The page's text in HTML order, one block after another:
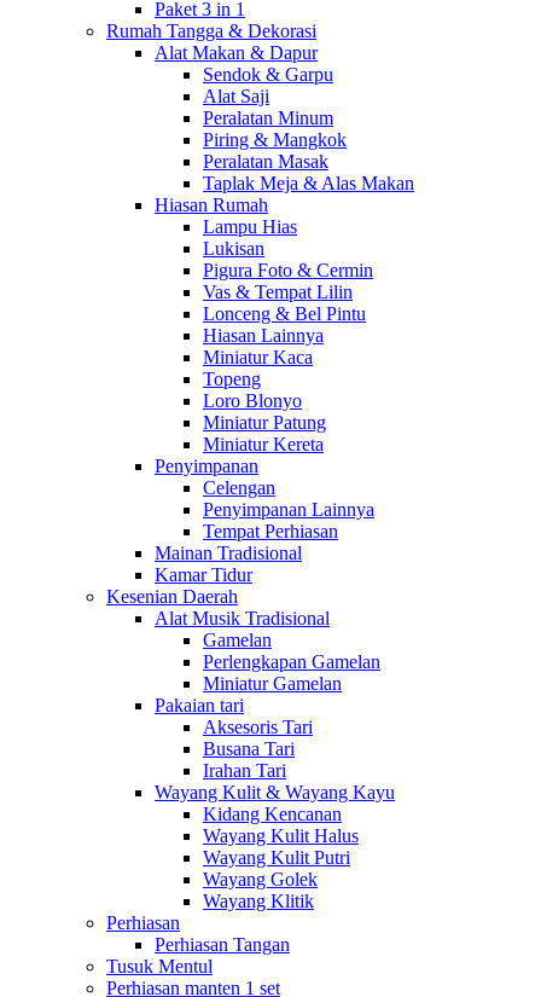
Paket 3 in 1
Rumah Tangga & Dekorasi
Alat Makan & Dapur
Sendok & Garpu
Alat Saji
Peralatan Minum
Piring & Mangkok
Peralatan Masak
Taplak Meja & Alas Makan
Hiasan Rumah
Lampu Hias
Lukisan
Pigura Foto & Cermin
Vas & Tempat Lilin
Lonceng & Bel Pintu
Hiasan Lainnya
Miniatur Kaca
Topeng
Loro Blonyo
Miniatur Patung
Miniatur Kereta
Penyimpanan
Celengan
Penyimpanan Lainnya
Tempat Perhiasan
Mainan Tradisional
Kamar Tidur
Kesenian Daerah
Alat Musik Tradisional
Gamelan
Perlengkapan Gamelan
Miniatur Gamelan
Pakaian tari
Aksesoris Tari
Busana Tari
Irahan Tari
Wayang Kulit & Wayang Kayu
Kidang Kencanan
Wayang Kulit Halus
Wayang Kulit Putri
Wayang Golek
Wayang Klitik
Perhiasan
Perhiasan Tangan
Tusuk Mentul
Perhiasan manten 1 set